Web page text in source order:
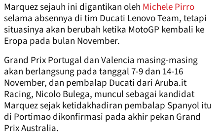
Marquez sejauh ini digantikan oleh Michele Pirro
selama absennya di tim Ducati Lenovo Team, tetapi
situasinya akan berubah ketika MotoGP kembali ke
Eropa pada bulan November.
Grand Prix Portugal dan Valencia masing-masing
akan berlangsung pada tanggal 7-9 dan 14-16
November, dan pembalap Ducati dari Aruba.it
Racing, Nicolo Bulega, muncul sebagai kandidat
Marquez sejak ketidakhadiran pembalap Spanyol itu
di Portimao dikonfirmasi pada akhir pekan Grand
Prix Australia.